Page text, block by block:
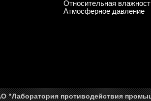
Относительная
Атмосферное давление
"Лаборатория противодействия